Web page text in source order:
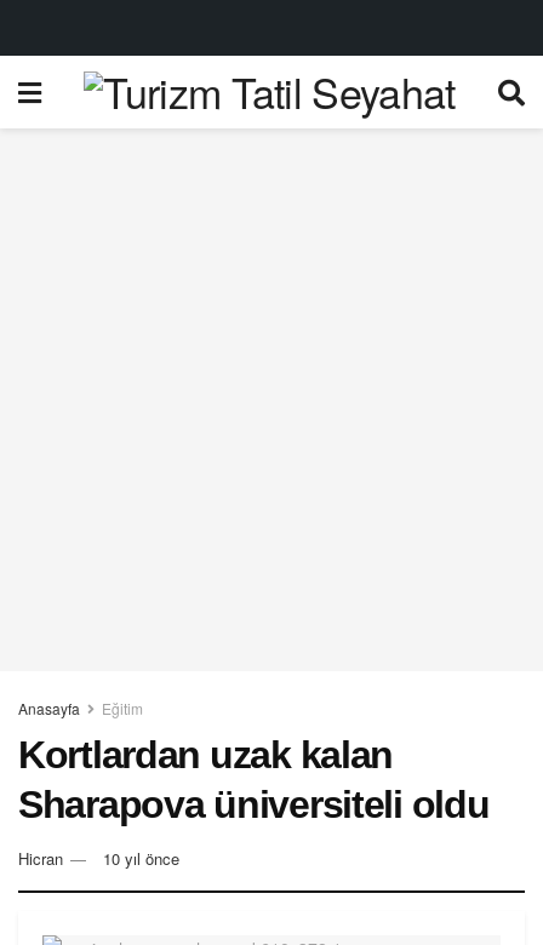
Anasayfa Eğitim
Kortlardan uzak kalan
Sharapova üniversiteli oldu
Hicran 10 yıl önce